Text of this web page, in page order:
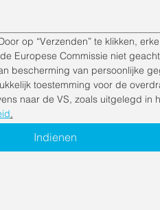
op “Verzenden” te klikken,
Europese Commissie niet
bescherming van persoonlijke
toestemming voor de
naar de VS, zoals uitgelegd in
.
Indienen